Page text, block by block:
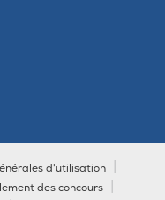
d'utilisation
des concours